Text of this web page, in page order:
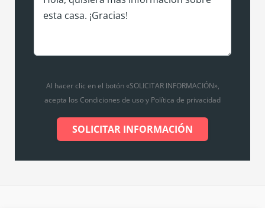
Al hacer clic en el botón «SOLICITAR INFORMACIÓN»,
acepta los Condiciones de uso y Política de privacidad
SOLICITAR INFORMACIÓN